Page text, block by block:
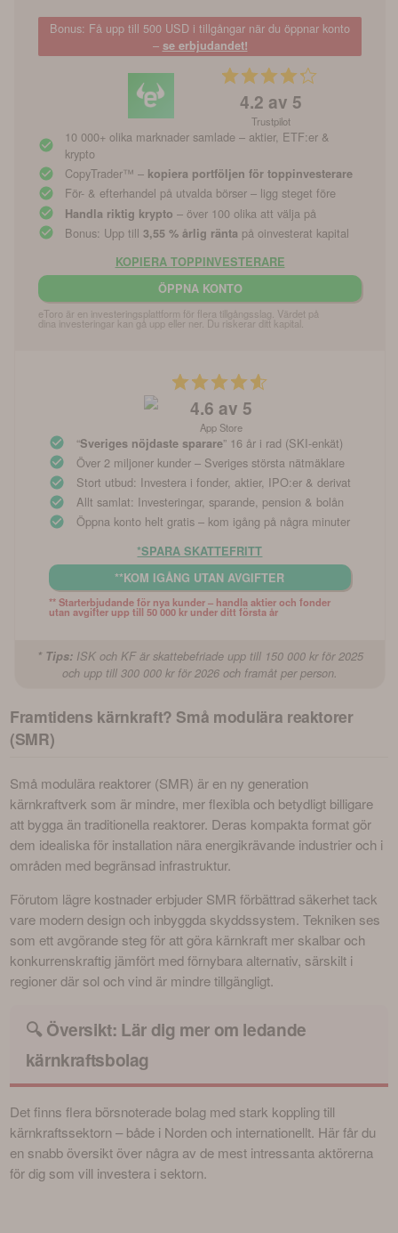
Bonus: Få upp till 500 USD i tillgångar när du öppnar konto
– se erbjudandet!
4.2 av 5
Trustpilot
10 000+ olika marknader samlade – aktier, ETF:er &
krypto
CopyTrader™ – kopiera portföljen för toppinvesterare
För- & efterhandel på utvalda börser – ligg steget före
Handla riktig krypto – över 100 olika att välja på
Bonus: Upp till3,55 % årlig ränta på oinvesterat kapital
KOPIERA TOPPINVESTERARE
ÖPPNA KONTO
eToro är en investeringsplattform för flera tillgångsslag. Värdet på
dina investeringar kan gå upp eller ner. Du riskerar ditt kapital.
4.6 av 5
App Store
“Sveriges nöjdaste sparare” 16 år i rad (SKI-enkät)
Över 2 miljoner kunder – Sveriges största nätmäklare
Stort utbud: Investera i fonder, aktier, IPO:er & derivat
Allt samlat: Investeringar, sparande, pension & bolån
Öppna konto helt gratis – kom igång på några minuter
*SPARA SKATTEFRITT
**KOM IGÅNG UTAN AVGIFTER
** Starterbjudande för nya kunder – handla aktier och fonder
utan avgifter upp till 50 000 kr under ditt första år
* Tips:ISK och KF är skattebefriade upp till 150 000 kr för 2025
och upp till 300 000 kr för 2026 och framåt per person.
Framtidens kärnkraft? Små modulära reaktorer
(SMR)
Små modulära reaktorer (SMR) är en ny generation
kärnkraftverk som är mindre, mer flexibla och betydligt billigare
att bygga än traditionella reaktorer. Deras kompakta format gör
dem idealiska för installation nära energikrävande industrier och i
områden med begränsad infrastruktur.
Förutom lägre kostnader erbjuder SMR förbättrad säkerhet tack
vare modern design och inbyggda skyddssystem. Tekniken ses
som ett avgörande steg för att göra kärnkraft mer skalbar och
konkurrenskraftig jämfört med förnybara alternativ, särskilt i
regioner där sol och vind är mindre tillgängligt.
🔍 Översikt: Lär dig mer om ledande
kärnkraftsbolag
Det finns flera börsnoterade bolag med stark koppling till
kärnkraftssektorn – både i Norden och internationellt. Här får du
en snabb översikt över några av de mest intressanta aktörerna
för dig som vill investera i sektorn.